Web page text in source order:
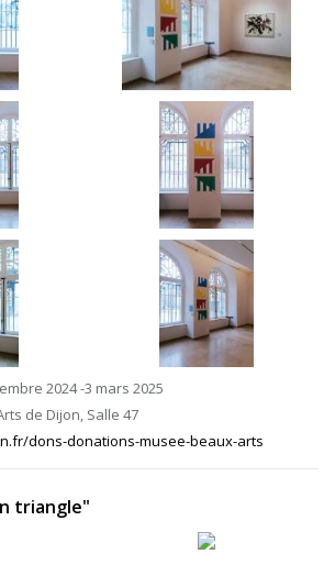
2024 -3 mars 2025
de Dijon, Salle 47
dons-donations-musee-beaux-arts
triangle"